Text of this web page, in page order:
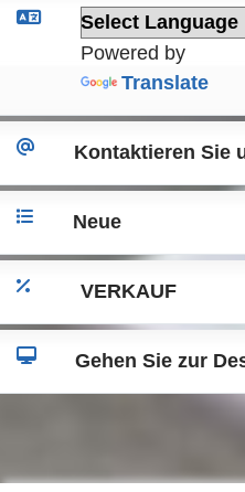
Powered by
Translate
Kontaktieren Sie
Neue
VERKAUF
Gehen Sie zur